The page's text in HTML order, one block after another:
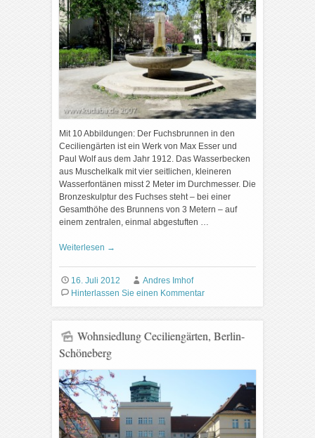
Mit 10 Abbildungen: Der Fuchsbrunnen in den
Ceciliengärten ist ein Werk von Max Esser und
Paul Wolf aus dem Jahr 1912. Das Wasserbecken
aus Muschelkalk mit vier seitlichen, kleineren
Wasserfontänen misst 2 Meter im Durchmesser. Die
Bronzeskulptur des Fuchses steht – bei einer
Gesamthöhe des Brunnens von 3 Metern – auf
einem zentralen, einmal abgestuften …
Weiterlesen →
16. Juli 2012
Andres Imhof
Hinterlassen Sie einen Kommentar
Wohnsiedlung Ceciliengärten, Berlin-
Schöneberg